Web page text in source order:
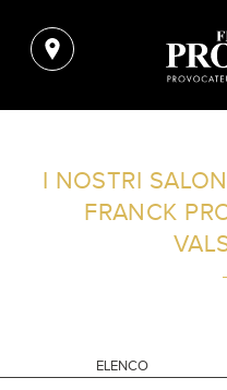
FILTRI AVANZATI
I NOSTRI
FRANCK
ELENCO